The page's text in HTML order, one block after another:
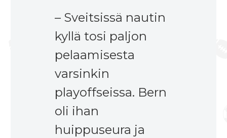
– Sveitsissä nautin
kyllä tosi paljon
pelaamisesta
varsinkin
playoffseissa. Bern
oli ihan
huippuseura ja